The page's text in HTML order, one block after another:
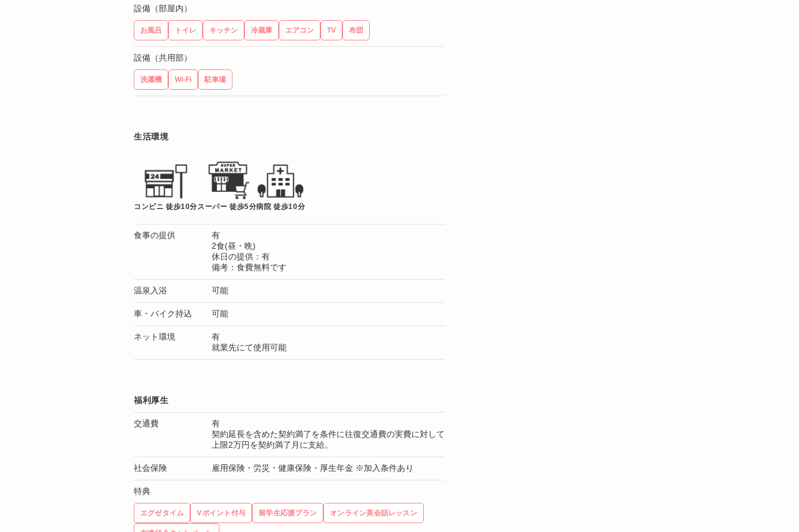
設備（部屋内）
お風呂 トイレ キッチン 冷蔵庫 エアコン TV 布団
設備（共用部）
洗濯機 Wi-Fi 駐車場
生活環境
コンビニ 徒歩10分スーパー 徒歩5分病院 徒歩10分
食事の提供
有
2食(昼・晩)
休日の提供：有
備考：食費無料です
温泉入浴 可能
車・バイク持込 可能
ネット環境
有
就業先にて使用可能
福利厚生
交通費
有
契約延長を含めた契約満了を条件に往復交通費の実費に対して
上限2万円を契約満了月に支給。
社会保険 雇用保険・労災・健康保険・厚生年金 ※加入条件あり
特典
エグゼタイム Vポイント付与 留学生応援プラン オンライン英会話レッスン